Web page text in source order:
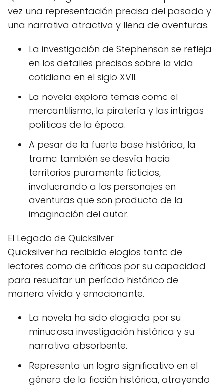
vez una representación precisa del pasado y
una narrativa atractiva y llena de aventuras.
La investigación de Stephenson se refleja
en los detalles precisos sobre la vida
cotidiana en el siglo XVII.
La novela explora temas como el
mercantilismo, la piratería y las intrigas
políticas de la época.
A pesar de la fuerte base histórica, la
trama también se desvía hacia
territorios puramente ficticios,
involucrando a los personajes en
aventuras que son producto de la
imaginación del autor.
El Legado de Quicksilver
Quicksilver ha recibido elogios tanto de
lectores como de críticos por su capacidad
para resucitar un período histórico de
manera vívida y emocionante.
La novela ha sido elogiada por su
minuciosa investigación histórica y su
narrativa absorbente.
Representa un logro significativo en el
género de la ficción histórica, atrayendo